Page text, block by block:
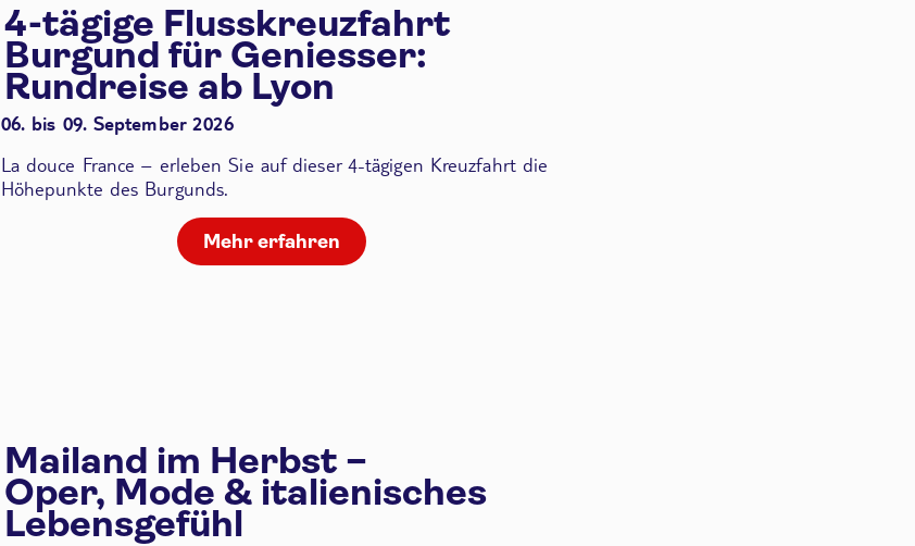
4-tägige Flusskreuzfahrt
Burgund für Geniesser:
Rundreise ab Lyon
06. bis 09. September 2026
La douce France – erleben Sie auf dieser 4-tägigen Kreuzfahrt die
Höhepunkte des Burgunds.
Mehr erfahren
Mailand im Herbst –
Oper, Mode & italienisches
Lebensgefühl